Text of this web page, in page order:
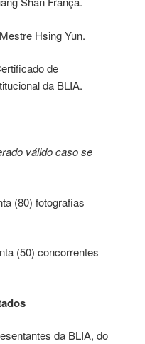
Hsing Yun.
de
da BLIA.
válido caso se
(80) fotografias
(50) concorrentes
da BLIA, do